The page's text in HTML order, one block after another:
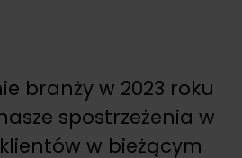
branży w 2023 roku
spostrzeżenia w
w bieżącym